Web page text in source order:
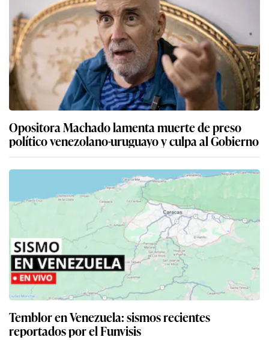
Opositora Machado lamenta muerte de preso
político venezolano-uruguayo y culpa al Gobierno
Temblor en Venezuela: sismos recientes
reportados por el Funvisis